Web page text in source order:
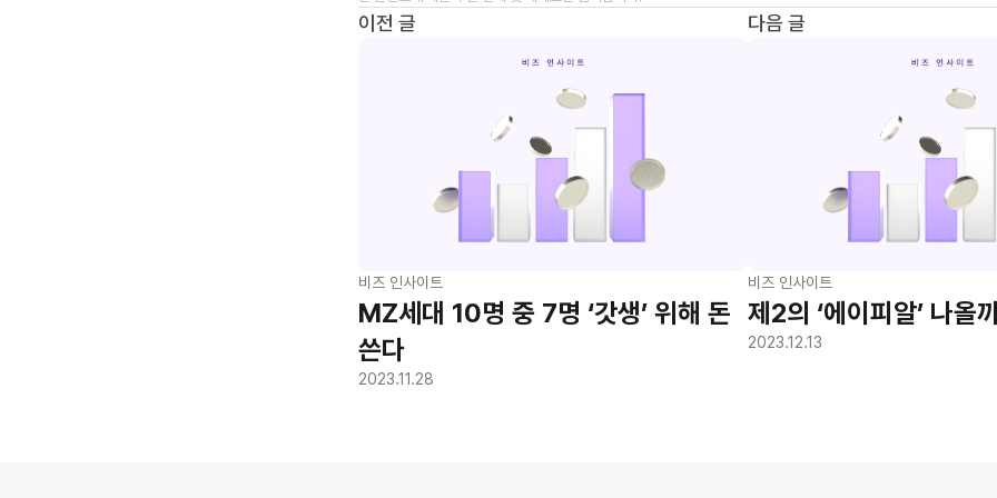
이전 글
비즈 인사이트
MZ세대 10명 중 7명 ‘갓생’ 위해 돈
쓴다
2023.11.28
다음 글
비즈 인사이트
제2의 ‘에이피알’ 나올
2023.12.13